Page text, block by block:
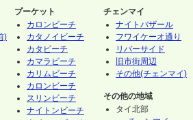
)
プーケット
カロンビーチ
カタノイビーチ
カタビーチ
カマラビーチ
カリムビーチ
カロンビーチ
スリンビーチ
ナイトンビーチ
チェンマイ
ナイトバザール
フワイケーオ通り
リバーサイド
旧市街周辺
その他(チェンマイ)
その他の地域
タイ北部